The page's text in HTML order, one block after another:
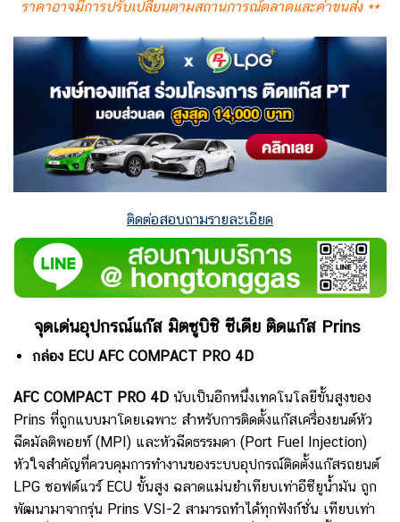
ราคาอาจมีการปรับเปลี่ยนตามสถานการณ์ตลาดและค่าขนส่ง **
ติดต่อสอบถามรายละเอียด
จุดเด่นอุปกรณ์แก๊ส มิตซูบิชิ ซีเดีย ติดแก๊ส Prins
กล่อง ECU AFC COMPACT PRO 4D
AFC COMPACT PRO 4D นับเป็นอีกหนึ่งเทคโนโลยีขั้นสูงของ
Prins ที่ถูกแบบมาโดยเฉพาะ สำหรับการติดตั้งแก๊สเครื่องยนต์หัว
ฉีดมัลติพอยท์ (MPI) และหัวฉีดธรรมดา (Port Fuel Injection)
หัวใจสำคัญที่ควบคุมการทำงานของระบบอุปกรณ์ติดตั้งแก๊สรถยนต์
LPG ซอฟต์แวร์ ECU ขั้นสูง ฉลาดแม่นยำเทียบเท่าอีซียูน้ำมัน ถูก
พัฒนามาจากรุ่น Prins VSI-2 สามารถทำได้ทุกฟังก์ชั่น เทียบเท่า